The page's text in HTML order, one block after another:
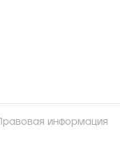
Правовая информация